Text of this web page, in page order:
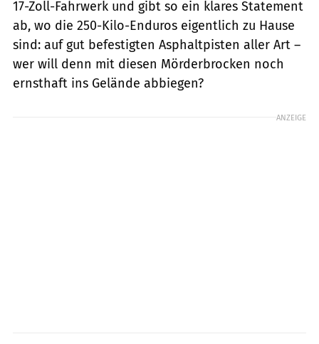
17-Zoll-Fahrwerk und gibt so ein klares Statement
ab, wo die 250-Kilo-Enduros eigentlich zu Hause
sind: auf gut befestigten Asphaltpisten aller Art –
wer will denn mit diesen Mörderbrocken noch
ernsthaft ins Gelände abbiegen?
ANZEIGE